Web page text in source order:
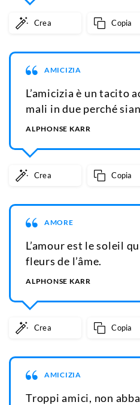
Crea Copia
AMICIZIA
L’amicizia è un tacito
mali in due perché
ALPHONSE KARR
Crea Copia
AMORE
L’amour est le soleil
fleurs de l’âme.
ALPHONSE KARR
Crea Copia
AMICIZIA
Troppi amici, non